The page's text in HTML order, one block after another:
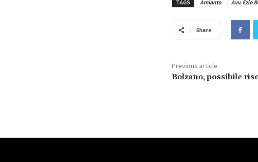
TAGS Amianto Avv. Ezio
Share
Previous article
Bolzano, possibile